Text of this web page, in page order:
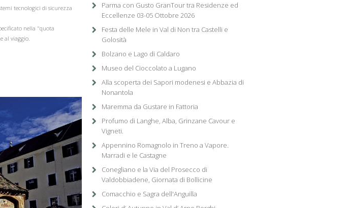
tecnologici di sicurezza
nella "quota
al viaggio.
Parma con Gusto GranTour tra Residenze ed
Eccellenze 03-05 Ottobre 2026
Festa delle Mele in Val di Non tra Castelli e
Golosità
Bolzano e Lago di Caldaro
Museo del Cioccolato a Lugano
Alla scoperta dei Sapori modenesi e Abbazia di
Nonantola
Maremma da Gustare in Fattoria
Profumo di Langhe, Alba, Grinzane Cavour e
Vigneti.
Appennino Romagnolo in Treno a Vapore.
Marradi e le Castagne
Conegliano e la Via del Prosecco di
Valdobbiadene, Giornata di Bollicine
Comacchio e Sagra dell'Anguilla